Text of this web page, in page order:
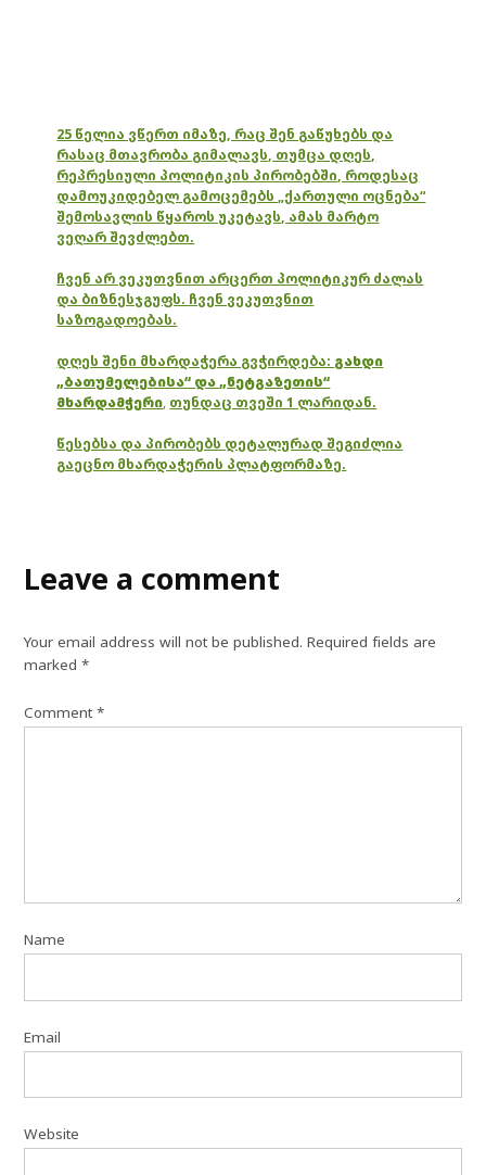
25 წელია ვწერთ იმაზე, რაც შენ გაწუხებს და
რასაც მთავრობა გიმალავს, თუმცა დღეს,
რეპრესიული პოლიტიკის პირობებში, როდესაც
დამოუკიდებელ გამოცემებს „ქართული ოცნება“
შემოსავლის წყაროს უკეტავს, ამას მარტო
ვეღარ შევძლებთ.
ჩვენ არ ვეკუთვნით არცერთ პოლიტიკურ ძალას
და ბიზნესჯგუფს. ჩვენ ვეკუთვნით
საზოგადოებას.
დღეს შენი მხარდაჭერა გვჭირდება: გახდი
„ბათუმელებისა“ და „ნეტგაზეთის“
მხარდამჭერი, თუნდაც თვეში 1 ლარიდან.
წესებსა და პირობებს დეტალურად შეგიძლია
გაეცნო მხარდაჭერის პლატფორმაზე.
Leave a comment
Your email address will not be published. Required fields are
marked*
Comment*
Name
Email
Website